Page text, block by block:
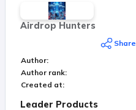
Airdrop Hunters
Share
Author:
Author rank:
Created at:
Leader Products